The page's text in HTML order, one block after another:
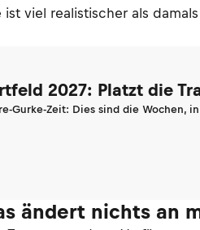
viel realistischer als
2027: Platzt die
Gurke-Zeit: Dies sind die
ändert nichts an